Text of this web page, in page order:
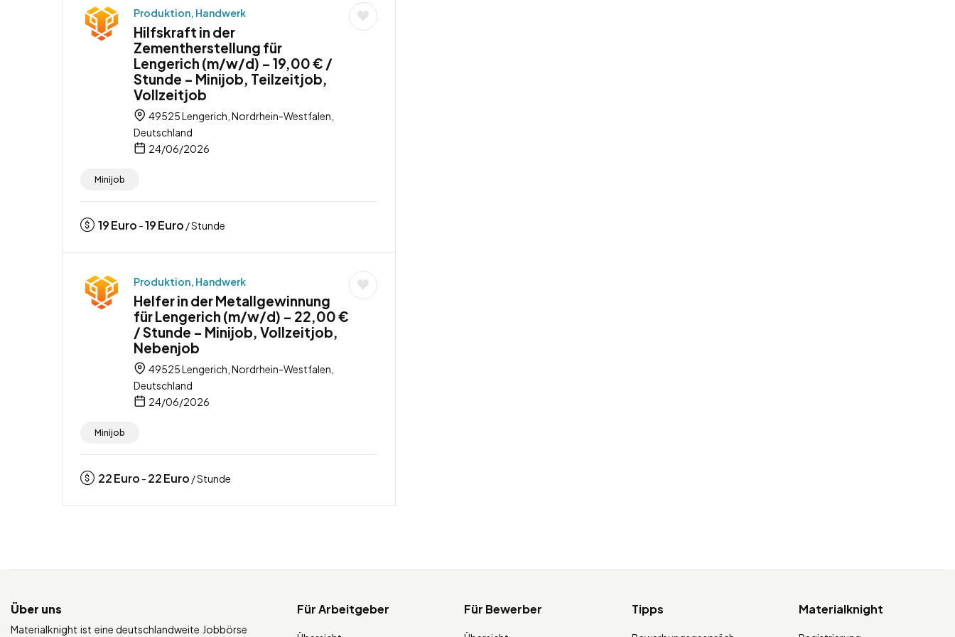
Produktion, Handwerk
Hilfskraft in der
Zementherstellung für
Lengerich (m/w/d) – 19,00 € /
Stunde – Minijob, Teilzeitjob,
Vollzeitjob
49525 Lengerich, Nordrhein-Westfalen,
Deutschland
24/06/2026
Minijob
19Euro -19Euro / Stunde
Produktion, Handwerk
Helfer in der Metallgewinnung
für Lengerich (m/w/d) – 22,00 €
/ Stunde – Minijob, Vollzeitjob,
Nebenjob
49525 Lengerich, Nordrhein-Westfalen,
Deutschland
24/06/2026
Minijob
22Euro - 22Euro / Stunde
Über uns
Materialknight ist eine deutschlandweite Jobbörse
Für Arbeitgeber Für Bewerber Tipps Materialknight